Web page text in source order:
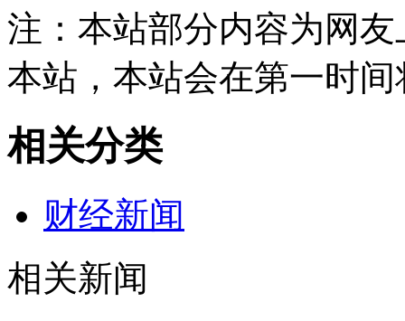
注：本站部分内容为网
本站，本站会在第一时
相关分类
财经新闻
相关新闻